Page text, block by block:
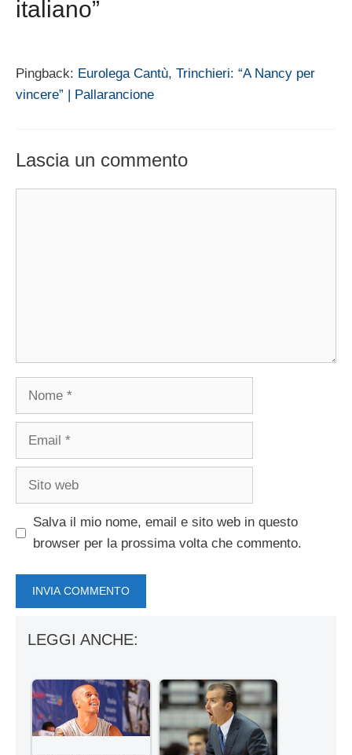
italiano”
Pingback: Eurolega Cantù, Trinchieri: “A Nancy per
vincere” | Pallarancione
Lascia un commento
Nome
Email
Sito
Salva il mio nome, email e sito web in questo
browser per la prossima volta che commento.
LEGGI ANCHE: